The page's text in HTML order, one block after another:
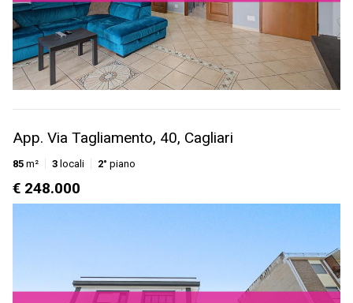
App. Via Tagliamento, 40, Cagliari
85 m² 3 locali 2° piano
€ 248.000